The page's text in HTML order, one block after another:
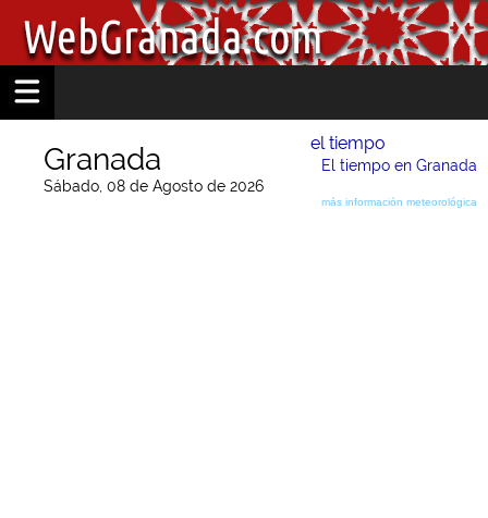
Granada
Sábado, 08 de Agosto de 2026
el tiempo
El tiempo en Granada
más información meteorológica